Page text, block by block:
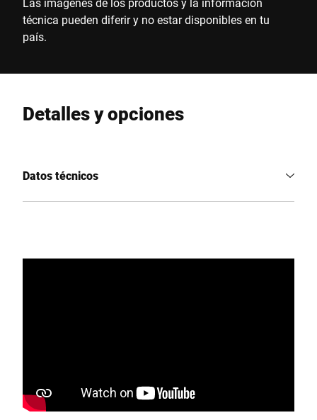
técnica pueden diferir y no estar disponibles en tu
país.
Detalles y opciones
Datos técnicos